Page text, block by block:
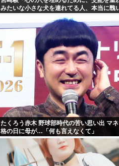
みたいな小さな犬を連れてる人、本当に醜
たくろう赤木 野球部時代の苦い思い出 マ
格の日に母が…「何も言えなくて」